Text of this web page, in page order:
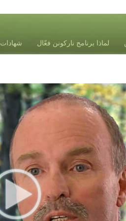
لماذا برنامج ناركونن فعّال شهادات